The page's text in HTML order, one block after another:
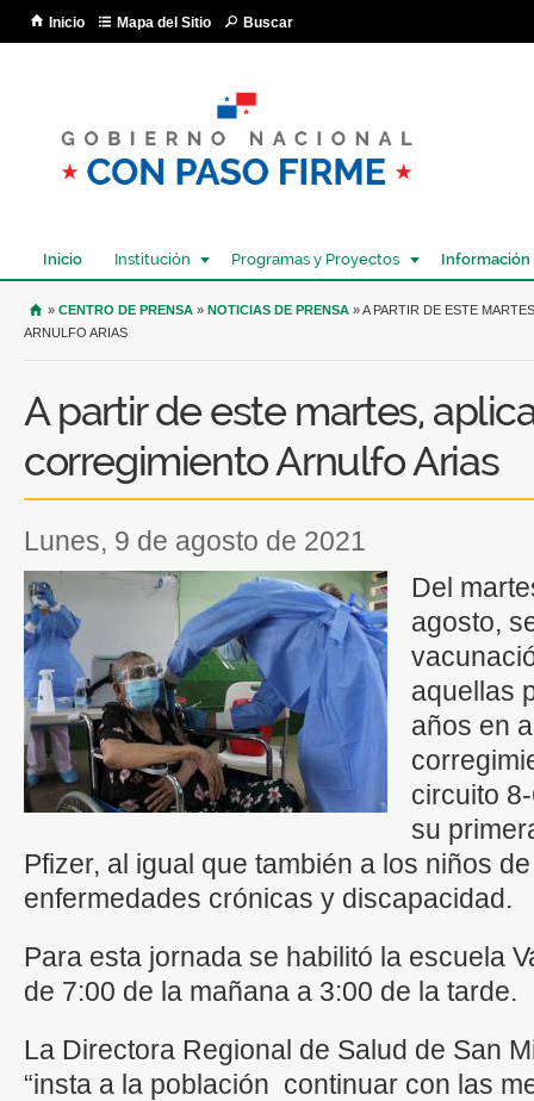
Inicio Mapa del Sitio Buscar
Inicio Institución Programas y Proyectos Información
USTED SE ENCUENTRA AQUÍ
» CENTRO DE PRENSA » NOTICIAS DE PRENSA » A PARTIR DE ESTE
ARNULFO ARIAS
A partir de este martes,
corregimiento Arnulfo Arias
lunes, 9 de agosto de 2021
Del
agosto,
aquellas
años en
circuito
su
Pfizer, al igual que también a los niños
enfermedades crónicas y discapacidad.
Para esta jornada se habilitó la escuela
de 7:00 de la mañana a 3:00 de la tarde.
La Directora Regional de Salud de San
“insta a la población continuar con las